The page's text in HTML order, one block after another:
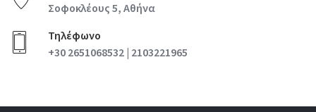
Σοφοκλέους 5, Αθήνα
Τηλέφωνο
+30 2651068532 | 2103221965